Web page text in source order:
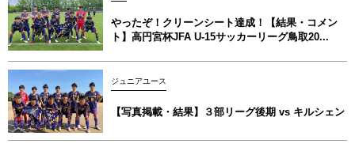
やったぞ！クリーンシート達成！【結果・コメン
ト】高円宮杯JFA U-15サッカーリーグ鳥取20...
ジュニアユース
【写真掲載・結果】３部リーグ後期 vs キルシェン